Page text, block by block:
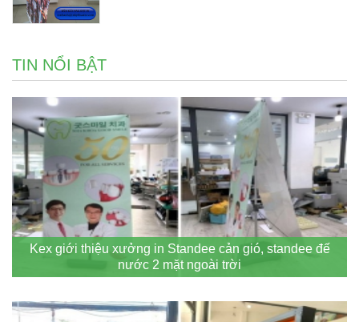
TIN NỔI BẬT
Kex giới thiệu xưởng in Standee cản gió, standee đế
nước 2 mặt ngoài trời